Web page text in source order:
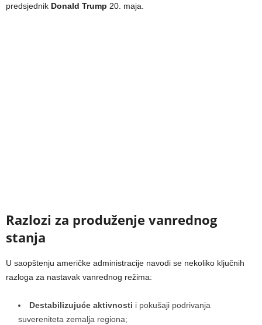
predsjednik Donald Trump 20. maja.
Razlozi za produženje vanrednog
stanja
U saopštenju američke administracije navodi se nekoliko ključnih
razloga za nastavak vanrednog režima:
Destabilizujuće aktivnosti i pokušaji podrivanja
suvereniteta zemalja regiona;